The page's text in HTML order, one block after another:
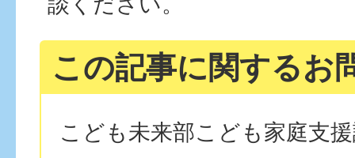
この記事に関するお
こども未来部こども家庭支